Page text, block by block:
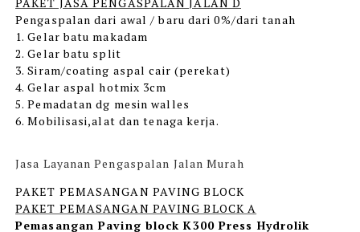
PAKET JASA PENGASPALAN JALAN D
Pengaspalan dari awal / baru dari 0%/dari tanah
1. Gelar batu makadam
2. Gelar batu split
3. Siram/coating aspal cair (perekat)
4. Gelar aspal hotmix 3cm
5. Pemadatan dg mesin walles
6. Mobilisasi,alat dan tenaga kerja.
Jasa Layanan Pengaspalan Jalan Murah
PAKET PEMASANGAN PAVING BLOCK
PAKET PEMASANGAN PAVING BLOCK A
Pemasangan Paving block K300 Press Hydrolik